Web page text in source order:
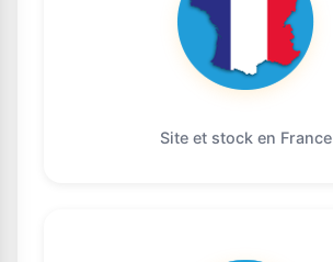
Site et stock en France